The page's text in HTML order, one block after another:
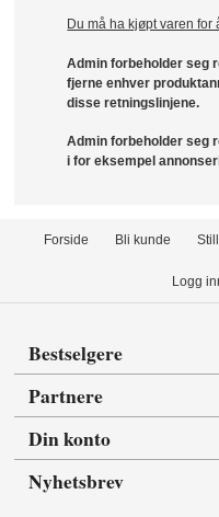
Du må ha kjøpt varen
Admin forbeholder seg
fjerne enhver
disse retningslinjene.
Admin forbeholder seg
i for eksempel
Forside Bli kunde
Logg
Bestselgere
Partnere
Din konto
Nyhetsbrev